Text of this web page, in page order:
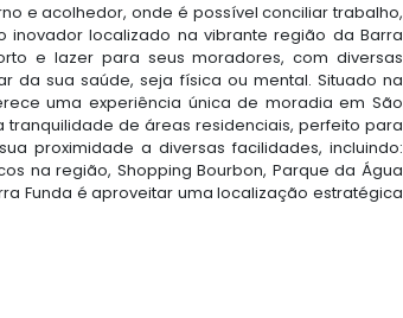
e acolhedor, onde é possível conciliar trabalho,
inovador localizado na vibrante região da Barra
e lazer para seus moradores, com diversas
da sua saúde, seja física ou mental. Situado na
uma experiência única de moradia em São
de áreas residenciais, perfeito para
proximidade a diversas facilidades, incluindo:
na região, Shopping Bourbon, Parque da Água
Funda é aproveitar uma localização estratégica